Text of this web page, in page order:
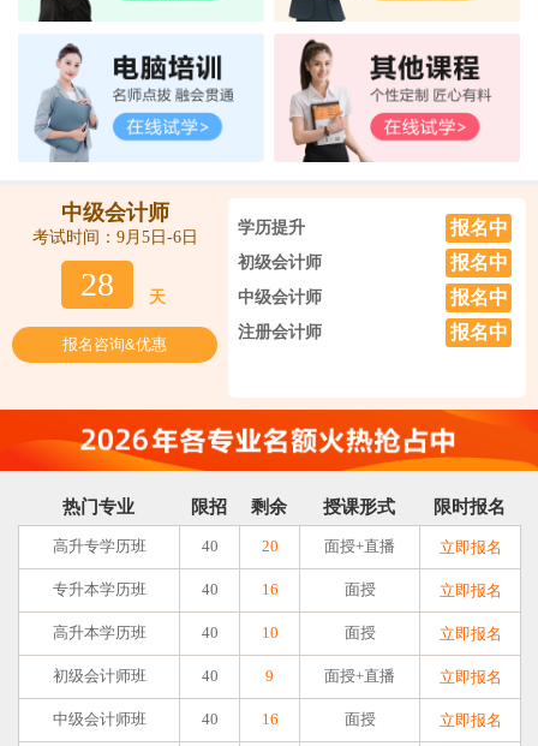
中级会计师
考试时间：9月5日-6日
28 天
报名咨询&优惠
学历提升 报名中
初级会计师 报名中
中级会计师 报名中
注册会计师 报名中
热门专业 限招 剩余 授课形式 限时报名
高升专学历班 40 20 面授+直播 立即报名
专升本学历班 40 16 面授 立即报名
高升本学历班 40 10 面授 立即报名
初级会计师班 40 9 面授+直播 立即报名
中级会计师班 40 16 面授 立即报名